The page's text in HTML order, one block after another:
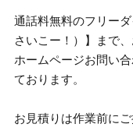
通話料無料のフリーダ
さいこー！）】まで
ホームページお問い
ております。
お見積りは作業前に